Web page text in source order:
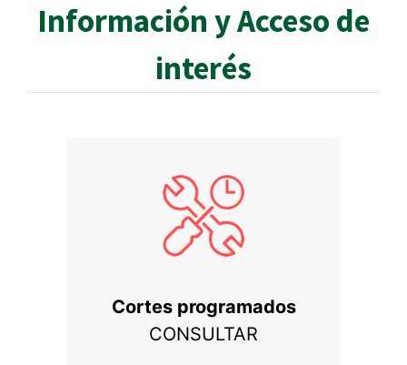
Información y Acceso de
interés
Cortes programados
CONSULTAR